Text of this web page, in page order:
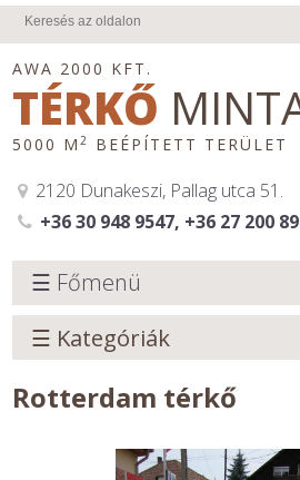
AWA 2000 KFT.
TÉRKŐ
5000 M2 BEÉPÍTETT TERÜLET
2120 Dunakeszi, Pallag utca 51.
+36 30 948 9547, +36 27 200
☰ Főmenü
☰ Kategóriák
Rotterdam térkő